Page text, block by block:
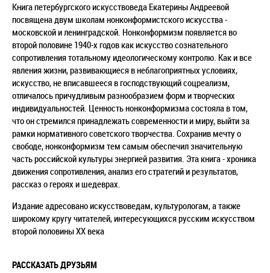
Книга петербургского искусствоведа Екатерины Андреевой
посвящена двум школам нонконформистского искусства -
московской и ленинградской. Нонконформизм появляется во
второй половине 1940-х годов как искусство сознательного
сопротивления тотальному идеологическому контролю. Как и все
явления жизни, развивающиеся в неблагоприятных условиях,
искусство, не вписавшееся в господствующий соцреализм,
отличалось причудливым разнообразием форм и творческих
индивидуальностей. Ценность нонконформизма состояла в том,
что он стремился принадлежать современности и миру, выйти за
рамки нормативного советского творчества. Сохранив мечту о
свободе, нонконформизм тем самым обеспечил значительную
часть российской культуры энергией развития. Эта книга - хроника
движения сопротивления, анализ его стратегий и результатов,
рассказ о героях и шедеврах.
Издание адресовано искусствоведам, культурологам, а также
широкому кругу читателей, интересующихся русским искусством
второй половины ХХ века
РАССКАЗАТЬ ДРУЗЬЯМ